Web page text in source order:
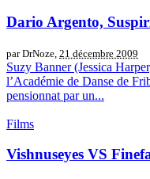
Dario Argento,
par DrNoze, 21 décembre 2009
Suzy Banner (Jessica
l’Académie de Danse de
pensionnat par un...
Films
Vishnuseyes VS